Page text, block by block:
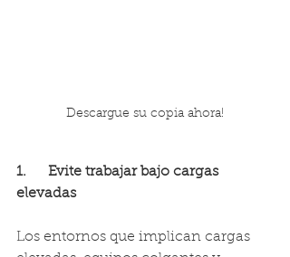
Descargue su copia ahora!
1.      Evite trabajar bajo cargas
elevadas
Los entornos que implican cargas